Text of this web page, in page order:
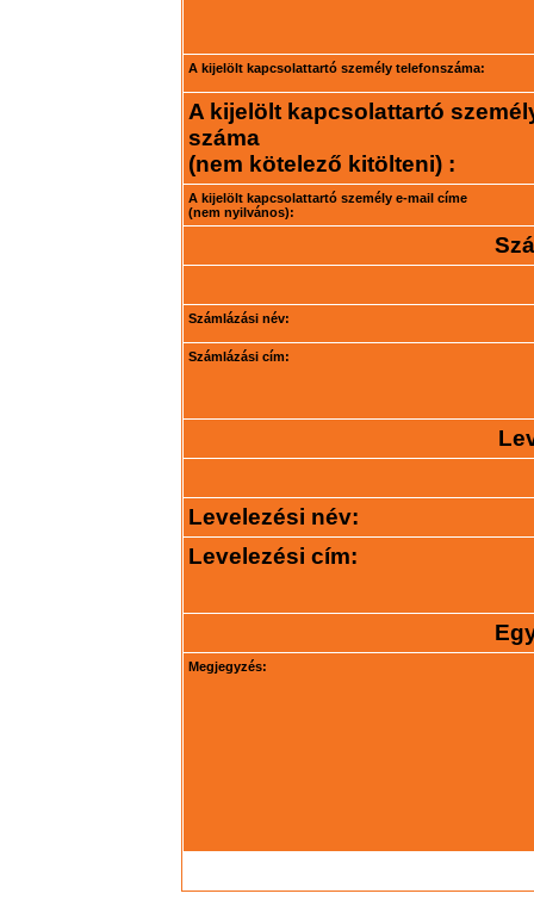
A kijelölt kapcsolattartó személy telefonszáma:
A kijelölt kapcsolattartó
száma
(nem kötelező kitölteni) :
A kijelölt kapcsolattartó személy e-mail címe
(nem nyilvános):
Számlázási név:
Számlázási cím:
Levelezési név:
Levelezési cím:
Megjegyzés: